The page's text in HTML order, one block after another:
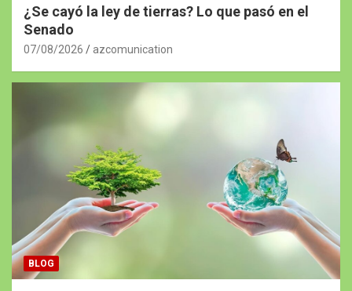
¿Se cayó la ley de tierras? Lo que pasó en el
Senado
07/08/2026 azcomunication
BLOG